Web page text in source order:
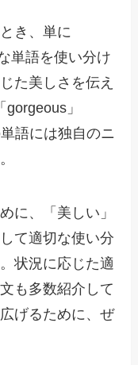
き、単に
単語を使い分け
た美しさを伝え
」
語には独自のニ
に、「美しい」
て適切な使い分
状況に応じた適
も多数紹介して
げるために、ぜ